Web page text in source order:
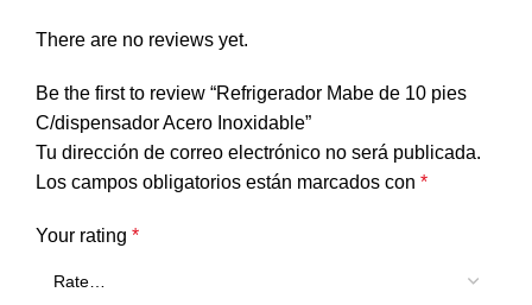
There are no reviews yet.
Be the first to review “Refrigerador Mabe de 10 pies
C/dispensador Acero Inoxidable”
Tu dirección de correo electrónico no será publicada.
Los campos obligatorios están marcados con *
Your rating *